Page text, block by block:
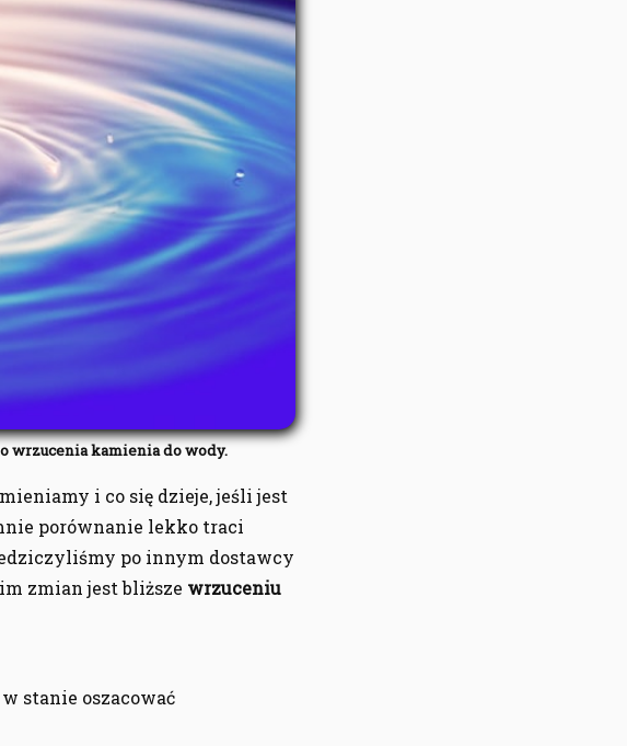
wrzucenia kamienia do wody.
i co się dzieje, jeśli jest
porównanie lekko traci
po innym dostawcy
zmian jest bliższe wrzuceniu
stanie oszacować